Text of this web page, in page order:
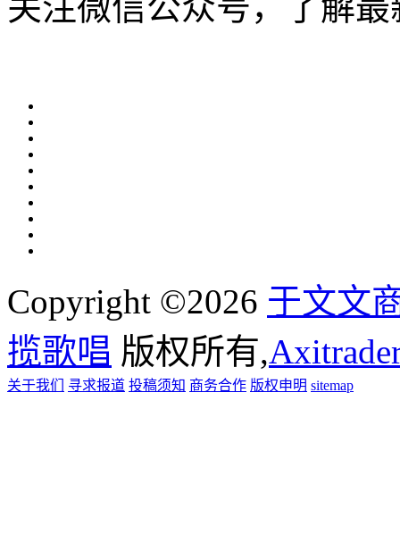
Copyright ©2026 于文文
揽歌唱 版权所有,
关于我们 寻求报道 投稿须知 商务合作 版权申明 sitemap